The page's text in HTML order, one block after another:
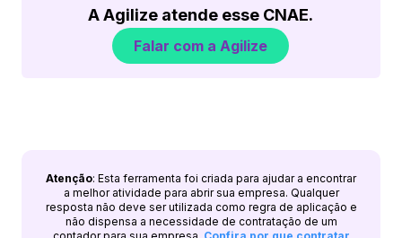
A Agilize atende esse CNAE.
Falar com a Agilize
Atenção: Esta ferramenta foi criada para ajudar a encontrar
a melhor atividade para abrir sua empresa. Qualquer
resposta não deve ser utilizada como regra de aplicação e
não dispensa a necessidade de contratação de um